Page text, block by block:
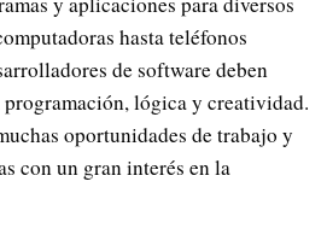
hasta teléfonos
de software deben
lógica y creatividad.
oportunidades de trabajo y
con un gran interés en la